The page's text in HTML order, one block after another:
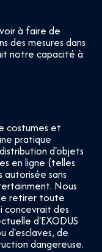
à faire de
des mesures dans
notre capacité à
costumes et
pratique
d'objets
en ligne (telles
autorisée sans
Nous
retirer toute
concevrait des
d'EXODUS
d'esclaves, de
dangereuse.